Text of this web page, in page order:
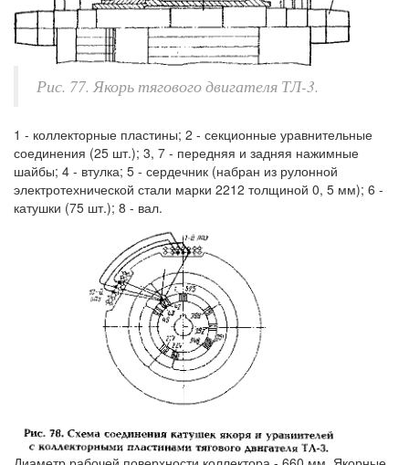
Рис. 77. Якорь тягового двигателя ТЛ-3.
1 - коллекторные пластины; 2 - секционные уравнительные
соединения (25 шт.); 3, 7 - передняя и задняя нажимные
шайбы; 4 - втулка; 5 - сердечник (набран из рулонной
электротехнической стали марки 2212 толщиной 0, 5 мм); 6 -
катушки (75 шт.); 8 - вал.